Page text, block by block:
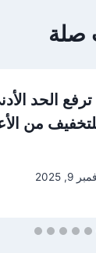
صلة
الحد
بداية 2025 للتخفيف من
9, 2025